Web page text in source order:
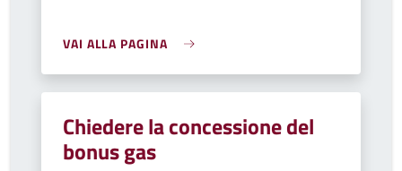
VAI ALLA PAGINA
Chiedere la concessione del
bonus gas